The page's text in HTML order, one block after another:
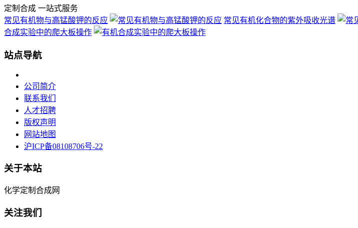
定制合成 一站式服务
常见有机物与高锰酸钾的反应
常见有机化合物的紫外吸收光谱
合成实验中的爬大板操作
站点导航
公司简介
联系我们
人才招聘
版权声明
网站地图
沪ICP备08108706号-22
关于本站
化学定制合成网
关注我们